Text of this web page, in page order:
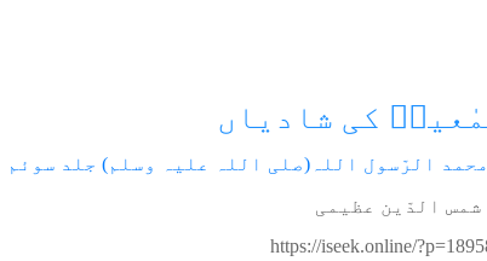
کی شادیاں
محمد الرّسول اللہ(صلی اللہ علیہ وسلم) جلد سوئم
شمس الدّین عظیمی
https://iseek.online/